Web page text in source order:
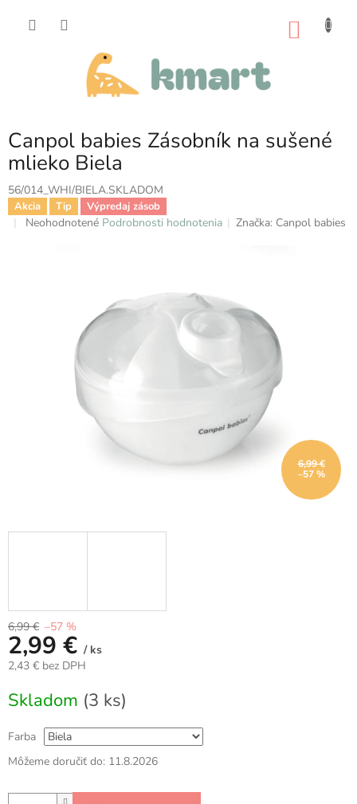
Canpol babies Zásobník na sušené
mlieko Biela
56/014_WHI/BIELA.SKLADOM
Akcia Tip Výpredaj zásob
Priemerné
Neohodnotené Podrobnosti hodnotenia Značka: Canpol babies
6,99 €
–57 %
6,99 € –57 %
2,99 € / ks
2,43 € bez DPH
cena:
Skladom (3 ks)
Farba
Môžeme doručiť do: 11.8.2026